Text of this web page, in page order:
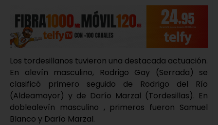
Los tordesillanos tuvieron una destacada actuación.
En alevín masculino, Rodrigo Gay (Serrada) se
clasificó primero seguido de Rodrigo del Río
(Aldeamayor) y de Darío Marzal (Tordesillas). En
doblealevín masculino , primeros fueron Samuel
Blanco y Darío Marzal.